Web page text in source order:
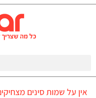
אין על שמות סינים